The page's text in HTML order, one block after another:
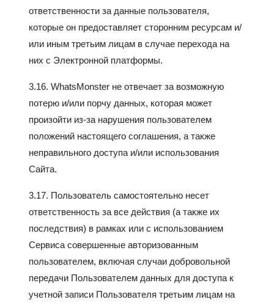
ответственности за данные пользователя,
которые он предоставляет сторонним ресурсам и/
или иным третьим лицам в случае перехода на
них с Электронной платформы.
3.16. WhatsMonster не отвечает за возможную
потерю и/или порчу данных, которая может
произойти из-за нарушения пользователем
положений настоящего соглашения, а также
неправильного доступа и/или использования
Сайта.
3.17. Пользователь самостоятельно несет
ответственность за все действия (а также их
последствия) в рамках или с использованием
Сервиса совершенные авторизованным
пользователем, включая случаи добровольной
передачи Пользователем данных для доступа к
учетной записи Пользователя третьим лицам на